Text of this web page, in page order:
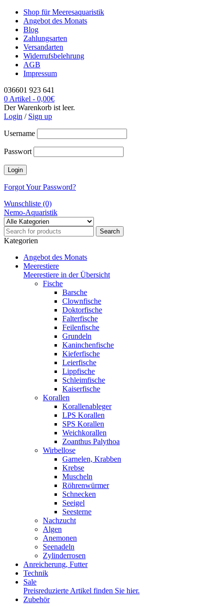
Shop für Meeresaquaristik
Angebot des Monats
Blog
Zahlungsarten
Versandarten
Widerrufsbelehrung
AGB
Impressum
036601 923 641
0 Artikel - 0,00€
Der Warenkorb ist leer.
Login / Sign up
Username
Passwort
Forgot Your Password?
Wunschliste (0)
Nemo-Aquaristik
Kategorien
Angebot des Monats
Meerestiere
Meerestiere in der Übersicht
Fische
Barsche
Clownfische
Doktorfische
Falterfische
Feilenfische
Grundeln
Kaninchenfische
Kieferfische
Leierfische
Lippfische
Schleimfische
Kaiserfische
Korallen
Korallenableger
LPS Korallen
SPS Korallen
Weichkorallen
Zoanthus Palythoa
Wirbellose
Garnelen, Krabben
Krebse
Muscheln
Röhrenwürmer
Schnecken
Seeigel
Seesterne
Nachzucht
Algen
Anemonen
Seenadeln
Zylinderrosen
Anreicherung, Futter
Technik
Sale
Preisreduzierte Artikel finden Sie hier.
Zubehör